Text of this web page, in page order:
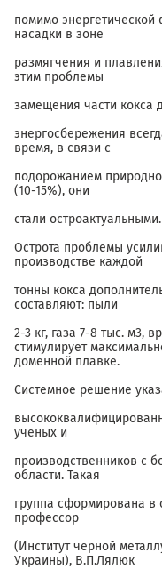
помимо
насадки в зоне
размягчения и
этим проблемы
замещения части кокса
энергосбережения
время, в связи с
подорожанием
(10-15%), они
стали остроактуальными.
Острота проблемы
производстве каждой
тонны кокса
составляют: пыли
2-3 кг, газа 7-8 тыс. м3,
стимулирует
доменной плавке.
Системное решение
ученых и
производственников с
области. Такая
группа сформирована в
профессор
(Институт черной
Украины), В.П.Лялюк